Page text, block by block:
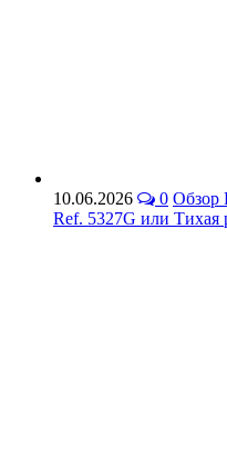
10.06.2026 0 Обзор
Ref. 5327G или